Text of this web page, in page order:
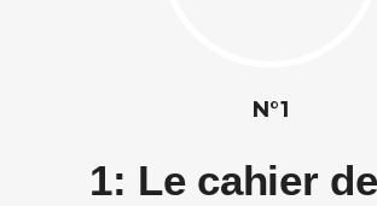
N°1
1: Le cahier